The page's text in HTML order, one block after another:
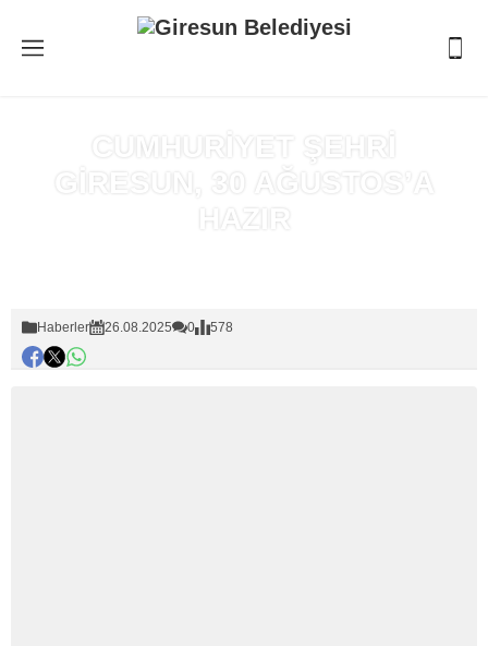
CUMHURİYET ŞEHRİ
GİRESUN, 30 AĞUSTOS’A
HAZIR
Haberler 26.08.2025 0 578